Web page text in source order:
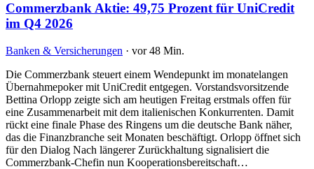
Commerzbank Aktie: 49,75 Prozent für UniCredit
im Q4 2026
Banken & Versicherungen · vor 48 Min.
Die Commerzbank steuert einem Wendepunkt im monatelangen
Übernahmepoker mit UniCredit entgegen. Vorstandsvorsitzende
Bettina Orlopp zeigte sich am heutigen Freitag erstmals offen für
eine Zusammenarbeit mit dem italienischen Konkurrenten. Damit
rückt eine finale Phase des Ringens um die deutsche Bank näher,
das die Finanzbranche seit Monaten beschäftigt. Orlopp öffnet sich
für den Dialog Nach längerer Zurückhaltung signalisiert die
Commerzbank-Chefin nun Kooperationsbereitschaft…